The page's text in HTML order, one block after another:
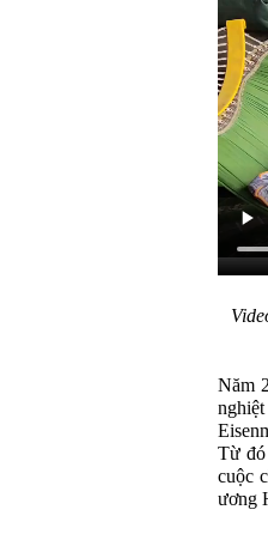
Năm
Từ đó
cuộc
ương